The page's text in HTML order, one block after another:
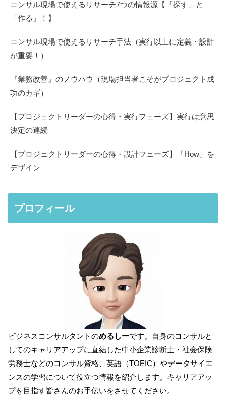
コンサル現場で使えるリサーチ7つの情報源【「探す」と
「作る」！】
コンサル現場で使えるリサーチ手法（実行以上に定義・設計
が重要！）
『業務改善』のノウハウ（現場担当者こそがプロジェクト成
功のカギ）
【プロジェクトリーダーの心得・実行フェーズ】実行は意思
決定の連続
【プロジェクトリーダーの心得・設計フェーズ】「How」を
デザイン
プロフィール
ビジネスコンサルタントのめるしーです。自身のコンサルと
してのキャリアアップに直結した中小企業診断士・社会保険
労務士などのコンサル資格、英語（TOEIC）やデータサイエ
ンスの学習について役立つ情報を紹介します。キャリアアッ
プを目指す皆さんのお手伝いをさせてください。